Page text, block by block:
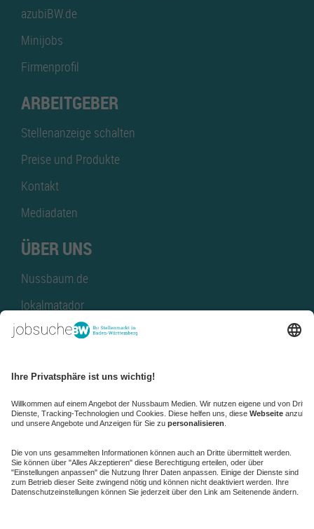
azubiBW.de
Minijobs
Firmenprofil
ARBEITGEBER
Stellenanzeige schalten
Preise und Produkte
Kontakt
Mediadaten
ÜBER UNS
Nussbaum.de
lokalmatador
kaufinBW
NussbaumID
Nussbaum Medien
de.jobble.org